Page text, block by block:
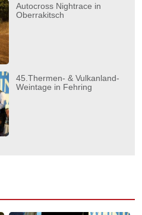
Autocross Nightrace in
Oberrakitsch
45.Thermen- & Vulkanland-
Weintage in Fehring